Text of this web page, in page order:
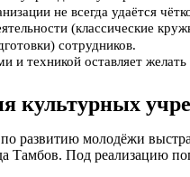
не всегда удаётся
(классические
сотрудников.
и техникой оставляет
культурных
развитию молодёжи
Тамбов. Под реализацию